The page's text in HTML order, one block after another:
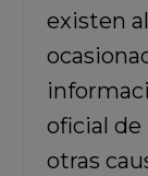
existen
oficial de
otras